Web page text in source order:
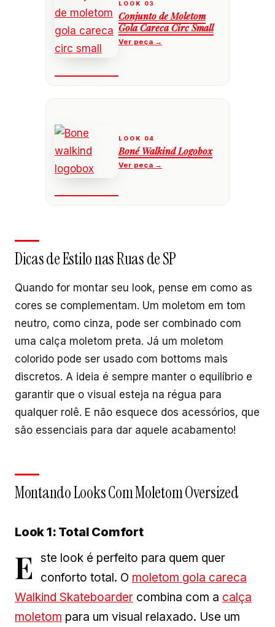
Conjunto de Moletom
Gola Careca Circ Small
Boné Walkind Logobox
Dicas de Estilo nas Ruas de SP
Quando for montar seu look, pense em como as
cores se complementam. Um moletom em tom
neutro, como cinza, pode ser combinado com
uma calça moletom preta. Já um moletom
colorido pode ser usado com bottoms mais
discretos. A ideia é sempre manter o equilíbrio e
garantir que o visual esteja na régua para
qualquer rolê. E não esquece dos acessórios, que
são essenciais para dar aquele acabamento!
Montando Looks Com Moletom Oversized
Look 1: Total Comfort
E ste look é perfeito para quem quer
conforto total. O moletom gola careca
Walkind Skateboarder combina com a calça
moletom para um visual relaxado. Use um